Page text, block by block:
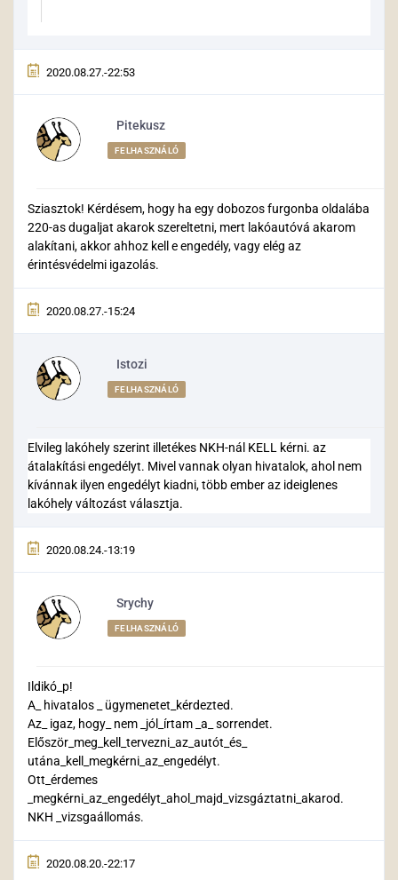
2020.08.27.-22:53
Pitekusz
FELHASZNÁLÓ
Sziasztok! Kérdésem, hogy ha egy dobozos furgonba oldalába
220-as dugaljat akarok szereltetni, mert lakóautóvá akarom
alakítani, akkor ahhoz kell e engedély, vagy elég az
érintésvédelmi igazolás.
2020.08.27.-15:24
Istozi
FELHASZNÁLÓ
Elvileg lakóhely szerint illetékes NKH-nál KELL kérni. az
átalakítási engedélyt. Mivel vannak olyan hivatalok, ahol nem
kívánnak ilyen engedélyt kiadni, több ember az ideiglenes
lakóhely változást választja.
2020.08.24.-13:19
Srychy
FELHASZNÁLÓ
Ildikó_p!
A_ hivatalos _ ügymenetet_kérdezted.
Az_ igaz, hogy_ nem _jól_írtam _a_ sorrendet.
Először_meg_kell_tervezni_az_autót_és_
utána_kell_megkérni_az_engedélyt.
Ott_érdemes
_megkérni_az_engedélyt_ahol_majd_vizsgáztatni_akarod.
NKH _vizsgaállomás.
2020.08.20.-22:17